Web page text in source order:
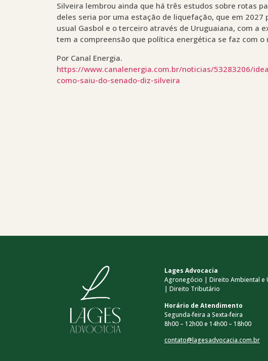
Silveira lembrou ainda que há três estudos sobre rotas
deles seria por uma estação de liquefação, que em
usual Gasbol e o terceiro através de Uruguaiana, com a
tem a compreensão que política energética se faz com
Por Canal Energia.
https://www.canalenergia.com.br/noticias/53283206/
como-saiu-do-senado-diz-silveira
Lages Advocacia
Agronegócio | Direito Ambiental
| Direito Tributário
Horário de Atendimento
Segunda-feira a Sexta-feira
8h00 – 12h00 e 14h00 – 18h00
contato@lagesadvocacia.com.br